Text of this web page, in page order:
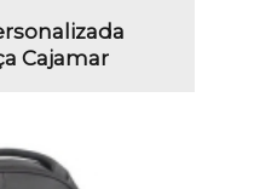
Cajamar